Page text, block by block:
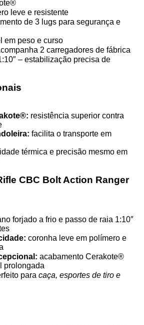
leve e resistente
de 3 lugs para segurança e
em peso e curso
2 carregadores de fábrica
– estabilização precisa de
resistência superior contra
facilita o transporte em
térmica e precisão mesmo em
CBC Bolt Action Ranger
forjado a frio e passo de raia 1:10″
coronha leve em polímero e
acabamento Cerakote®
prolongada
para caça, esportes de tiro e